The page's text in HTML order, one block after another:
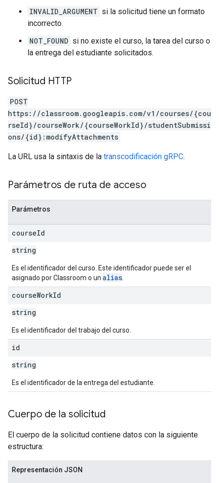
INVALID_ARGUMENT si la solicitud tiene un formato
incorrecto.
NOT_FOUND si no existe el curso, la tarea del curso o
la entrega del estudiante solicitados.
Solicitud HTTP
POST
https://classroom.googleapis.com/v1/courses/{cou
rseId}/courseWork/{courseWorkId}/studentSubmissi
ons/{id}:modifyAttachments
La URL usa la sintaxis de la transcodificación gRPC.
Parámetros de ruta de acceso
Parámetros
courseId
string
Es el identificador del curso. Este identificador puede ser el
asignado por Classroom o un alias
courseWorkId
string
Es el identificador del trabajo del curso.
id
string
Es el identificador de la entrega del estudiante.
Cuerpo de la solicitud
El cuerpo de la solicitud contiene datos con la siguiente
estructura:
Representación JSON